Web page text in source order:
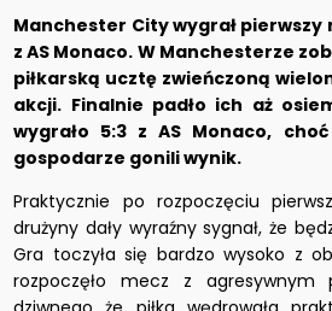
Manchester City wygrał pierwszy
z AS Monaco. W Manchesterze
piłkarską ucztę zwieńczoną
akcji. Finalnie padło ich aż
wygrało 5:3 z AS Monaco,
gospodarze gonili wynik.
Praktycznie po rozpoczęciu
drużyny dały wyraźny sygnał, że
Gra toczyła się bardzo wysoko z
rozpoczęło mecz z agresywnym